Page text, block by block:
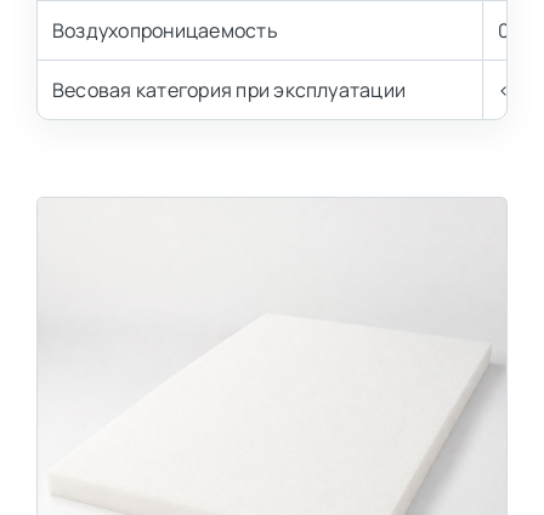
Воздухопроницаемость 0,8-
Весовая категория при эксплуатации <